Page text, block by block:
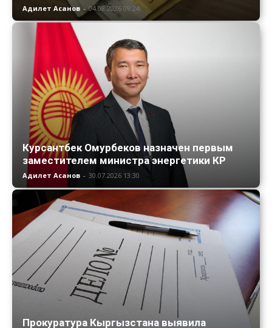
Адилет Асанов - 04.08.2026 09:24
Курсантбек Омурбеков назначен первым
заместителем министра энергетики КР
Адилет Асанов - 30.07.2026 13:30
Прокуратура Кыргызстана выявила